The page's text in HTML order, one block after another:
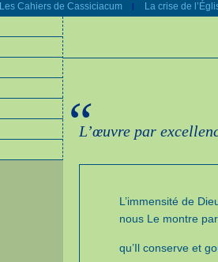
Les Cahiers de Cassiciacum | La crise de
“
L’œuvre par
L’immensité de
nous Le montre
qu’Il conserve et